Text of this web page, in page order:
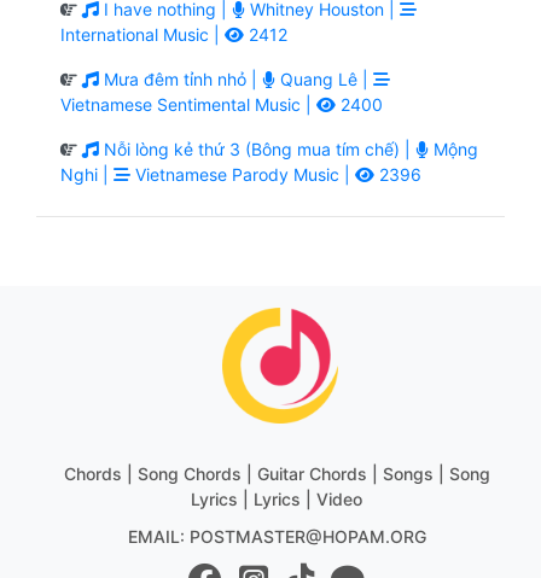
I have nothing |
Whitney Houston |
International Music |
2412
Mưa đêm tỉnh nhỏ |
Quang Lê |
Vietnamese Sentimental Music |
2400
Nỗi lòng kẻ thứ 3 (Bông mua tím chế) |
Mộng
Nghi |
Vietnamese Parody Music | 2396
Chords | Song Chords | Guitar Chords | Songs | Song
Lyrics | Lyrics | Video
EMAIL: POSTMASTER@HOPAM.ORG